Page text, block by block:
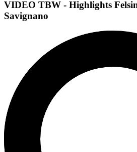
VIDEO TBW - Highlights
Savignano